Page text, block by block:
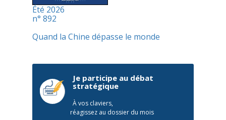
Été 2026
n° 892
Quand la Chine dépasse le monde
Je participe au débat
stratégique
À vos claviers,
réagissez au dossier du mois